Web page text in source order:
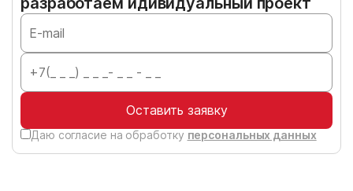
Оставить заявку
Даю согласие на обработку персональных данных